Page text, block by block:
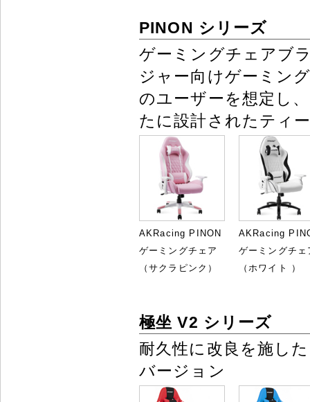
PINON シリーズ
ゲーミングチェアブ
ジャー向けゲーミン
のユーザーを想定し
たに設計されたティ
AKRacing PINON
ゲーミングチェア
（サクラピンク）
AKRacing
ゲーミングチェ
（ホワイト ）
極坐 V2 シリーズ
耐久性に改良を施し
バージョン